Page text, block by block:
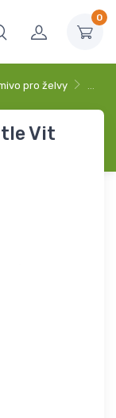
0
pro želvy …
Vit